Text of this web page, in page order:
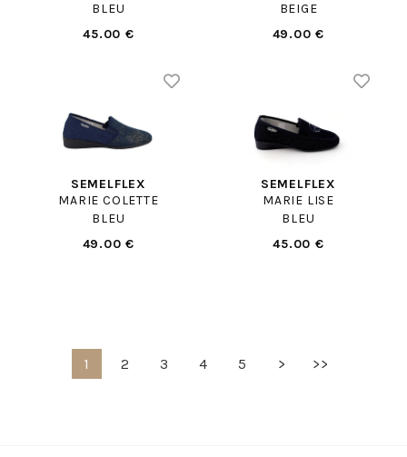
BLEU
45.00 €
BEIGE
49.00 €
SEMELFLEX
MARIE COLETTE
BLEU
49.00 €
SEMELFLEX
MARIE LISE
BLEU
45.00 €
1 2 3 4 5 > >>